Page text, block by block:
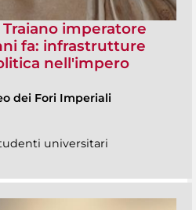
imperatore
fa: infrastrutture
nell'impero
dei Fori Imperiali
universitari